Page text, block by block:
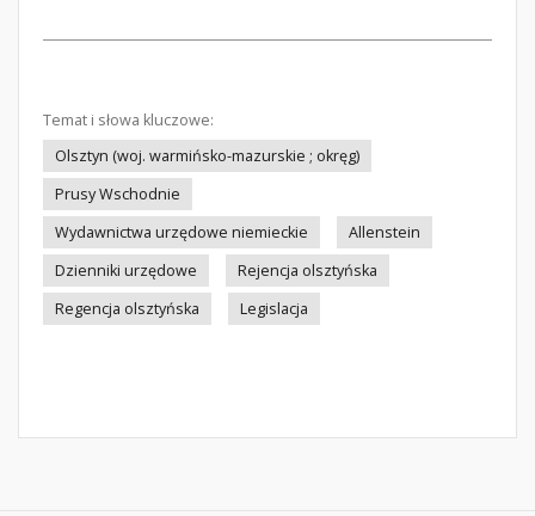
Temat i słowa kluczowe:
Olsztyn (woj. warmińsko-mazurskie ; okręg)
Prusy Wschodnie
Wydawnictwa urzędowe niemieckie
Allenstein
Dzienniki urzędowe
Rejencja olsztyńska
Regencja olsztyńska
Legislacja